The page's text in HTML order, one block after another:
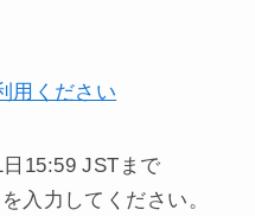
用ください
15:59 JSTまで
入力してください。